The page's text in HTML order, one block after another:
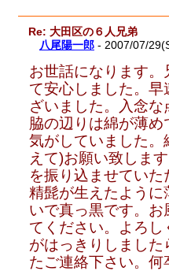
Re: 大田区の６人兄弟
八尾陽一郎 - 2007/07/
お世話になります
て安心しました。
ざいました。入念
脇の辺りは綿が薄
気がしていました
えて)お願い致しま
を振り込ませてい
精髭が生えたよう
いで真っ黒です。
てください。よろ
がはっきりしまし
たご連絡下さい。